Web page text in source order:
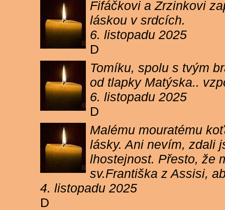
Fifáčkovi a Zrzinkovi
láskou v srdcích.
6. listopadu 2025
D
Tomíku, spolu s tvým
od tlapky Matýska..
6. listopadu 2025
D
Malému mouratému
lásky. Ani nevím, zdali
lhostejnost. Přesto, že
sv.Františka z Assisi,
4. listopadu 2025
D